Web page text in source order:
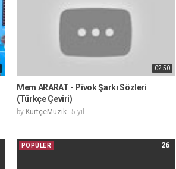
02:50
Mem ARARAT - Pîvok Şarkı Sözleri
(Türkçe Çeviri)
by KürtçeMüzik 5 yıl
26
POPÜLER